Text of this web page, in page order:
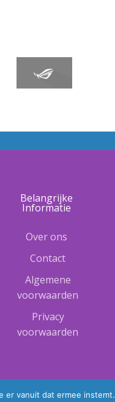
Belangrijke
Informatie
Over ons
Contact
Algemene
voorwaarden
Privacy
voorwaarden
er vanuit dat ermee instemt.